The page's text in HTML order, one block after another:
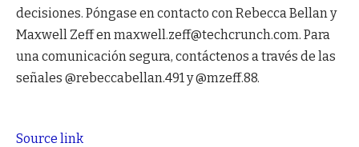
decisiones. Póngase en contacto con Rebecca Bellan y
Maxwell Zeff en maxwell.zeff@techcrunch.com. Para
una comunicación segura, contáctenos a través de las
señales @rebeccabellan.491 y @mzeff.88.
Source link